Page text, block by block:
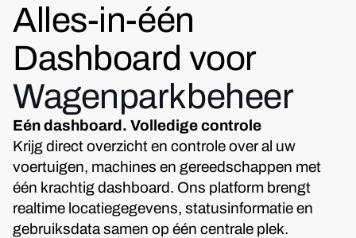
Alles-in-één
Dashboard voor
Wagenparkbeheer
Eén dashboard. Volledige controle
Krijg direct overzicht en controle over al uw
voertuigen, machines en gereedschappen met
één krachtig dashboard. Ons platform brengt
realtime locatiegegevens, statusinformatie en
gebruiksdata samen op één centrale plek.